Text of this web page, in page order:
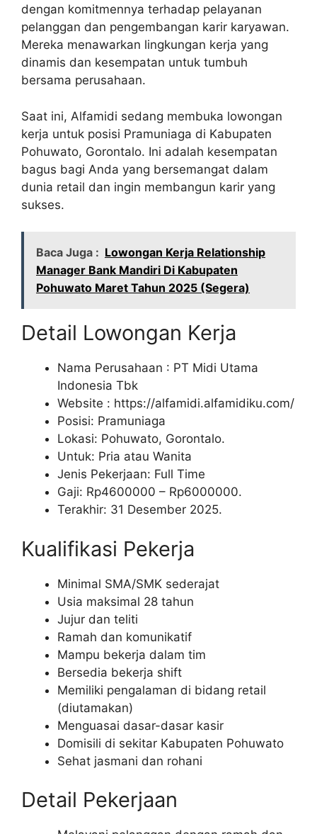
dengan komitmennya terhadap pelayanan
pelanggan dan pengembangan karir karyawan.
Mereka menawarkan lingkungan kerja yang
dinamis dan kesempatan untuk tumbuh
bersama perusahaan.
Saat ini, Alfamidi sedang membuka lowongan
kerja untuk posisi Pramuniaga di Kabupaten
Pohuwato, Gorontalo. Ini adalah kesempatan
bagus bagi Anda yang bersemangat dalam
dunia retail dan ingin membangun karir yang
sukses.
Baca Juga : Lowongan Kerja Relationship
Manager Bank Mandiri Di Kabupaten
Pohuwato Maret Tahun 2025 (Segera)
Detail Lowongan Kerja
Nama Perusahaan : PT Midi Utama
Indonesia Tbk
Website : https://alfamidi.alfamidiku.com/
Posisi: Pramuniaga
Lokasi: Pohuwato, Gorontalo.
Untuk: Pria atau Wanita
Jenis Pekerjaan: Full Time
Gaji: Rp4600000 – Rp6000000.
Terakhir: 31 Desember 2025.
Kualifikasi Pekerja
Minimal SMA/SMK sederajat
Usia maksimal 28 tahun
Jujur dan teliti
Ramah dan komunikatif
Mampu bekerja dalam tim
Bersedia bekerja shift
Memiliki pengalaman di bidang retail
(diutamakan)
Menguasai dasar-dasar kasir
Domisili di sekitar Kabupaten Pohuwato
Sehat jasmani dan rohani
Detail Pekerjaan